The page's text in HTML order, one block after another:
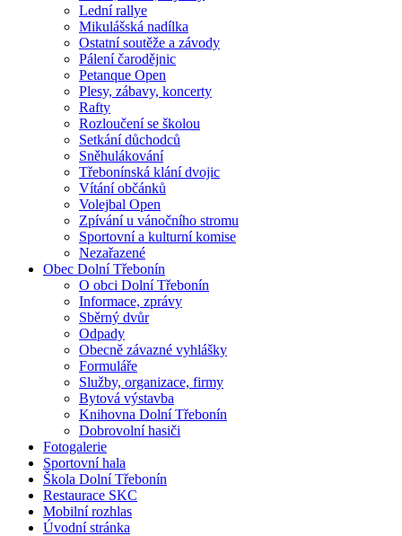
Lední rallye
Mikulášská nadílka
Ostatní soutěže a závody
Pálení čarodějnic
Petanque Open
Plesy, zábavy, koncerty
Rafty
Rozloučení se školou
Setkání důchodců
Sněhulákování
Třebonínská klání dvojic
Vítání občánků
Volejbal Open
Zpívání u vánočního stromu
Sportovní a kulturní komise
Nezařazené
Obec Dolní Třebonín
O obci Dolní Třebonín
Informace, zprávy
Sběrný dvůr
Odpady
Obecně závazné vyhlášky
Formuláře
Služby, organizace, firmy
Bytová výstavba
Knihovna Dolní Třebonín
Dobrovolní hasiči
Fotogalerie
Sportovní hala
Škola Dolní Třebonín
Restaurace SKC
Mobilní rozhlas
Úvodní stránka